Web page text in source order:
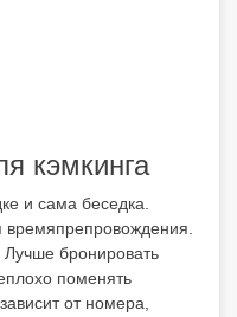
кэмкинга
и сама беседка.
бронировать
поменять
от номера,